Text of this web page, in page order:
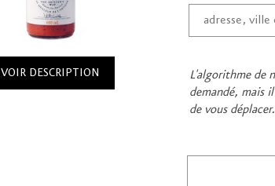
VOIR DESCRIPTION
L'algorithme de
demandé, mais
de vous déplacer.